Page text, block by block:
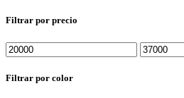
Filtrar por precio
Filtrar por color